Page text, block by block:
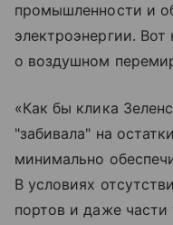
промышленности и
электроэнергии.
о воздушном
«Как бы клика
"забивала" на
минимально
В условиях
портов и даже